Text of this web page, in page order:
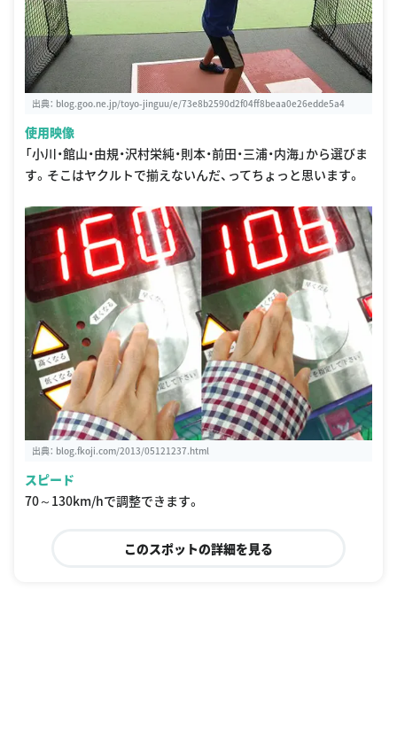
出典： blog.goo.ne.jp/toyo-jinguu/e/73e8b2590d2f04ff8beaa0e26edde5a4
使用映像
「小川・館山・由規・沢村栄純・則本・前田・三浦・内海」から選びま
す。そこはヤクルトで揃えないんだ、ってちょっと思います。
出典： blog.fkoji.com/2013/05121237.html
スピード
70～130km/hで調整できます。
このスポットの詳細を見る